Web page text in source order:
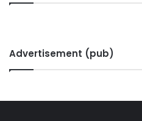
Advertisement (pub)